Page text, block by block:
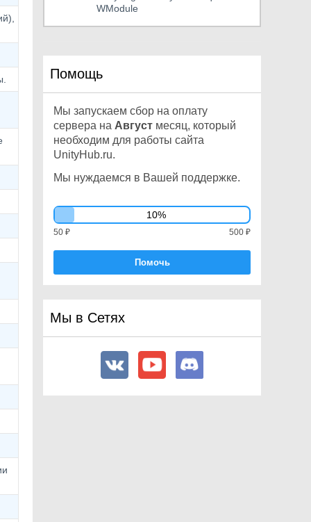
WModule
UnityEngine.VehiclesModule
e
UnityEngine.VRModule
UnityEngine.WebGLModule
UnityEngine.WindModule
UnityEngine.XRModule
Unity
Помощь
Мы запускаем сбор на оплату
сервера на Август месяц, который
необходим для работы сайта
UnityHub.ru.
Мы нуждаемся в Вашей поддержке.
10%
500 ₽
50 ₽
Помочь
Мы в Сетях